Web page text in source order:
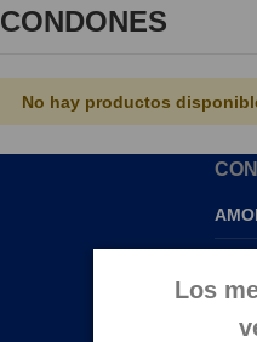
CONDONES
No hay productos
Los